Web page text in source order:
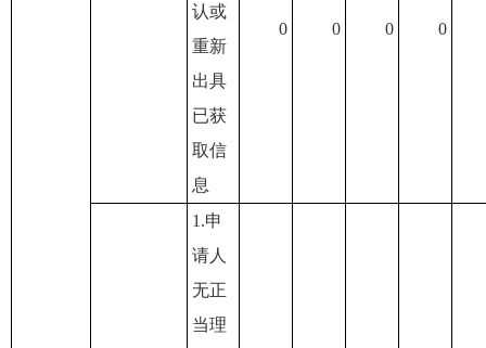
认或
重新
出具
已获
取信
息
0 0 0 0
1.申
请人
无正
当理